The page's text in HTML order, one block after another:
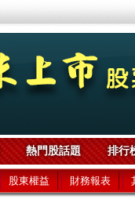
熱門股話題 排行
股東權益 財務報表